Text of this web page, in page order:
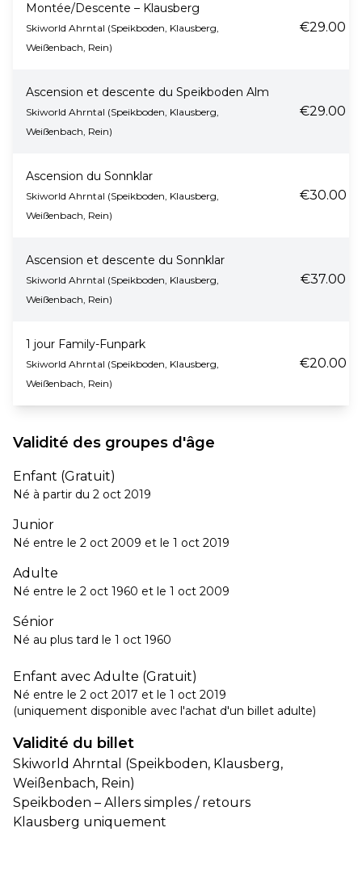
Montée/Descente – Klausberg
Skiworld Ahrntal (Speikboden, Klausberg,
Weißenbach, Rein)
€29.00
Ascension et descente du Speikboden Alm
Skiworld Ahrntal (Speikboden, Klausberg,
Weißenbach, Rein)
€29.00
Ascension du Sonnklar
Skiworld Ahrntal (Speikboden, Klausberg,
Weißenbach, Rein)
€30.00
Ascension et descente du Sonnklar
Skiworld Ahrntal (Speikboden, Klausberg,
Weißenbach, Rein)
€37.00
1 jour Family-Funpark
Skiworld Ahrntal (Speikboden, Klausberg,
Weißenbach, Rein)
€20.00
Validité des groupes d'âge
Enfant (Gratuit)
Né à partir du 2 oct 2019
Junior
Né entre le 2 oct 2009 et le 1 oct 2019
Adulte
Né entre le 2 oct 1960 et le 1 oct 2009
Sénior
Né au plus tard le 1 oct 1960
Enfant avec Adulte (Gratuit)
Né entre le 2 oct 2017 et le 1 oct 2019
(uniquement disponible avec l'achat d'un billet adulte)
Validité du billet
Skiworld Ahrntal (Speikboden, Klausberg,
Weißenbach, Rein)
Speikboden – Allers simples / retours
Klausberg uniquement